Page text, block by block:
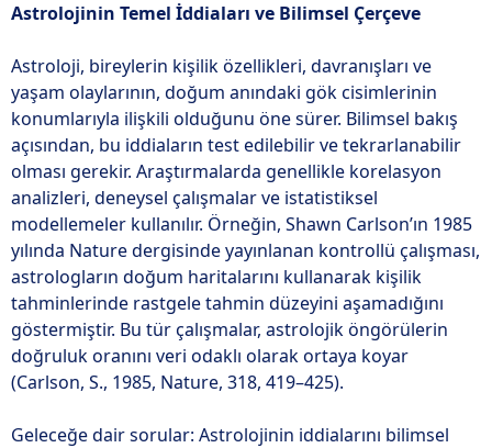
Astrolojinin Temel İddiaları ve Bilimsel Çerçeve
Astroloji, bireylerin kişilik özellikleri, davranışları ve
yaşam olaylarının, doğum anındaki gök cisimlerinin
konumlarıyla ilişkili olduğunu öne sürer. Bilimsel bakış
açısından, bu iddiaların test edilebilir ve tekrarlanabilir
olması gerekir. Araştırmalarda genellikle korelasyon
analizleri, deneysel çalışmalar ve istatistiksel
modellemeler kullanılır. Örneğin, Shawn Carlson’ın 1985
yılında Nature dergisinde yayınlanan kontrollü çalışması,
astrologların doğum haritalarını kullanarak kişilik
tahminlerinde rastgele tahmin düzeyini aşamadığını
göstermiştir. Bu tür çalışmalar, astrolojik öngörülerin
doğruluk oranını veri odaklı olarak ortaya koyar
(Carlson, S., 1985, Nature, 318, 419–425).
Geleceğe dair sorular: Astrolojinin iddialarını bilimsel